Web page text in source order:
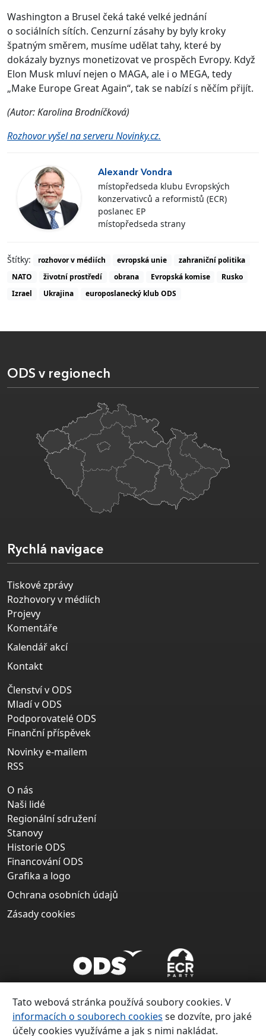
Washington a Brusel čeká také velké jednání
o sociálních sítích. Cenzurní zásahy by byly kroky
špatným směrem, musíme udělat tahy, které by
dokázaly byznys monetizovat ve prospěch Evropy. Když
Elon Musk mluví nejen o MAGA, ale i o MEGA, tedy
„Make Europe Great Again“, tak se nabízí s něčím přijít.
(Autor: Karolina Brodníčková)
Rozhovor vyšel na serveru Novinky.cz.
Alexandr Vondra
místopředseda klubu Evropských
konzervativců a reformistů (ECR)
poslanec EP
místopředseda strany
Štítky: rozhovor v médiích evropská unie
zahraniční politika
NATO
životní prostředí obrana Evropská komise
Rusko
Izrael
Ukrajina europoslanecký klub ODS
ODS v regionech
Rychlá navigace
Tiskové zprávy
Rozhovory v médiích
Projevy
Komentáře
Kalendář akcí
Kontakt
Členství v ODS
Mladí v ODS
Podporovatelé ODS
Finanční příspěvek
Novinky e-mailem
RSS
O nás
Naši lidé
Regionální sdružení
Stanovy
Historie ODS
Financování ODS
Grafika a logo
Ochrana osobních údajů
Zásady cookies
Tato webová stránka používá soubory cookies. V
informacích o souborech cookies se dozvíte, pro jaké
účely cookies využíváme a jak s nimi nakládat.